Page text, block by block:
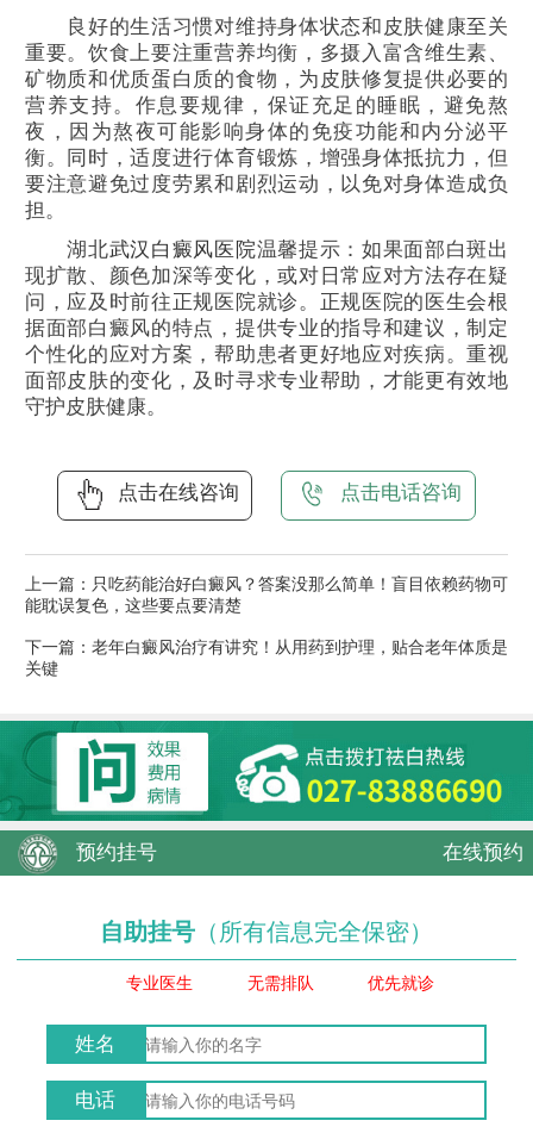
良好的生活习惯对维持身体状态和皮肤健康至关
重要。饮食上要注重营养均衡，多摄入富含维生素、
矿物质和优质蛋白质的食物，为皮肤修复提供必要的
营养支持。作息要规律，保证充足的睡眠，避免熬
夜，因为熬夜可能影响身体的免疫功能和内分泌平
衡。同时，适度进行体育锻炼，增强身体抵抗力，但
要注意避免过度劳累和剧烈运动，以免对身体造成负
担。​
湖北武汉白癜风医院温馨提示：如果面部白斑出
现扩散、颜色加深等变化，或对日常应对方法存在疑
问，应及时前往正规医院就诊。正规医院的医生会根
据面部白癜风的特点，提供专业的指导和建议，制定
个性化的应对方案，帮助患者更好地应对疾病。重视
面部皮肤的变化，及时寻求专业帮助，才能更有效地
守护皮肤健康。​
点击在线咨询 点击电话咨询
上一篇： 只吃药能治好白癜风？答案没那么简单！盲目依赖药物可
能耽误复色，这些要点要清楚
下一篇： 老年白癜风治疗有讲究！从用药到护理，贴合老年体质是
关键
预约挂号 在线预约
自助挂号 （所有信息完全保密）
专业医生 无需排队 优先就诊
姓名
电话